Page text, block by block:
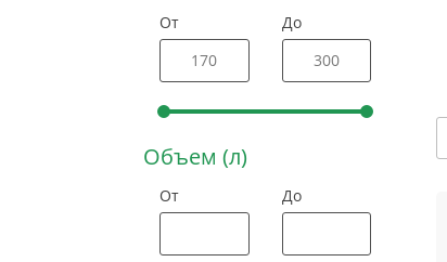
От До
Объем (л)
От До